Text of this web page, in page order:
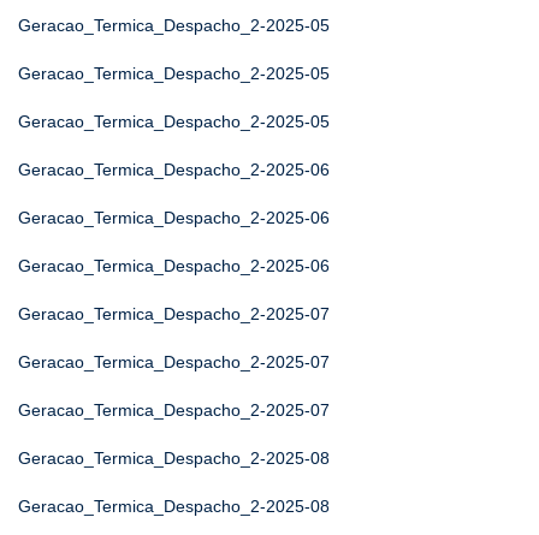
Geracao_Termica_Despacho_2-2025-05
Geracao_Termica_Despacho_2-2025-05
Geracao_Termica_Despacho_2-2025-05
Geracao_Termica_Despacho_2-2025-06
Geracao_Termica_Despacho_2-2025-06
Geracao_Termica_Despacho_2-2025-06
Geracao_Termica_Despacho_2-2025-07
Geracao_Termica_Despacho_2-2025-07
Geracao_Termica_Despacho_2-2025-07
Geracao_Termica_Despacho_2-2025-08
Geracao_Termica_Despacho_2-2025-08